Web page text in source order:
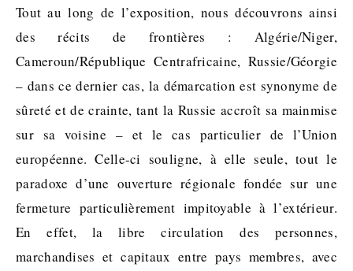
Tout au long de l’exposition, nous découvrons ainsi
des récits de frontières : Algérie/Niger,
Cameroun/République Centrafricaine, Russie/Géorgie
– dans ce dernier cas, la démarcation est synonyme de
sûreté et de crainte, tant la Russie accroît sa mainmise
sur sa voisine – et le cas particulier de l’Union
européenne. Celle-ci souligne, à elle seule, tout le
paradoxe d’une ouverture régionale fondée sur une
fermeture particulièrement impitoyable à l’extérieur.
En effet, la libre circulation des personnes,
marchandises et capitaux entre pays membres, avec